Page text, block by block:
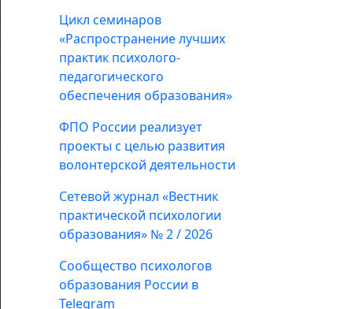
Цикл семинаров
«Распространение лучших
практик психолого-
педагогического
обеспечения образования»
ФПО России реализует
проекты с целью развития
волонтерской деятельности
Сетевой журнал «Вестник
практической психологии
образования» № 2 / 2026
Сообщество психологов
образования России в
Telegram